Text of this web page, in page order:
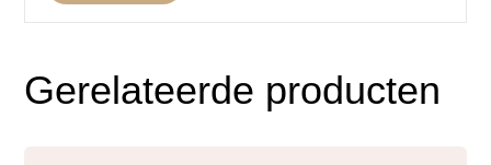
Gerelateerde producten